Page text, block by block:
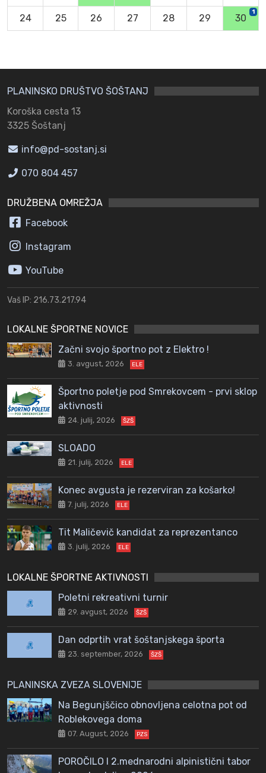
24 25 26 27 28 29 30
1
PLANINSKO DRUŠTVO ŠOŠTANJ
Koroška cesta 13
3325 Šoštanj
info@pd-sostanj.si
070 804 457
DRUŽBENA OMREŽJA
Facebook
Instagram
YouTube
Vaš IP: 216.73.217.94
LOKALNE ŠPORTNE NOVICE
Začni svojo športno pot z Elektro !
3. avgust, 2026 ELE
Športno poletje pod Smrekovcem - prvi sklop
aktivnosti
24. julij, 2026 ŠZŠ
SLOADO
21. julij, 2026 ELE
Konec avgusta je rezerviran za košarko!
7. julij, 2026 ELE
Tit Maličevič kandidat za reprezentanco
3. julij, 2026 ELE
LOKALNE ŠPORTNE AKTIVNOSTI
Poletni rekreativni turnir
29. avgust, 2026 ŠZŠ
Dan odprtih vrat šoštanjskega športa
23. september, 2026 ŠZŠ
PLANINSKA ZVEZA SLOVENIJE
Na Begunjščico obnovljena celotna pot od
Roblekovega doma
07. August, 2026 PZS
POROČILO I 2.mednarodni alpinistični tabor